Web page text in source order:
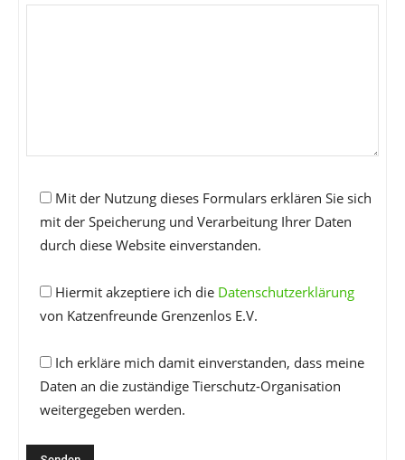
Mit der Nutzung dieses Formulars erklären Sie sich
mit der Speicherung und Verarbeitung Ihrer Daten
durch diese Website einverstanden.
Hiermit akzeptiere ich die Datenschutzerklärung
von Katzenfreunde Grenzenlos E.V.
Ich erkläre mich damit einverstanden, dass meine
Daten an die zuständige Tierschutz-Organisation
weitergegeben werden.